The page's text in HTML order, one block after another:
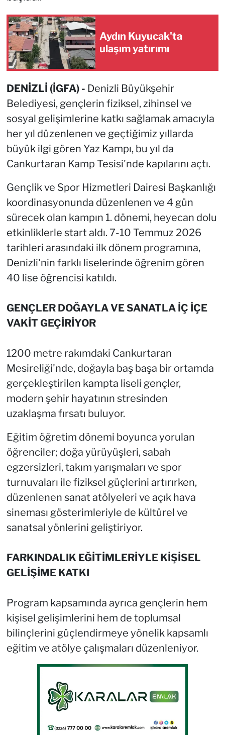
Aydın Kuyucak'ta
ulaşım yatırımı
DENİZLİ (İGFA) - Denizli Büyükşehir
Belediyesi, gençlerin fiziksel, zihinsel ve
sosyal gelişimlerine katkı sağlamak amacıyla
her yıl düzenlenen ve geçtiğimiz yıllarda
büyük ilgi gören Yaz Kampı, bu yıl da
Cankurtaran Kamp Tesisi'nde kapılarını açtı.
Gençlik ve Spor Hizmetleri Dairesi Başkanlığı
koordinasyonunda düzenlenen ve 4 gün
sürecek olan kampın 1. dönemi, heyecan dolu
etkinliklerle start aldı. 7-10 Temmuz 2026
tarihleri arasındaki ilk dönem programına,
Denizli'nin farklı liselerinde öğrenim gören
40 lise öğrencisi katıldı.
GENÇLER DOĞAYLA VE SANATLA İÇ İÇE
VAKİT GEÇİRİYOR
1200 metre rakımdaki Cankurtaran
Mesireliği'nde, doğayla baş başa bir ortamda
gerçekleştirilen kampta liseli gençler,
modern şehir hayatının stresinden
uzaklaşma fırsatı buluyor.
Eğitim öğretim dönemi boyunca yorulan
öğrenciler; doğa yürüyüşleri, sabah
egzersizleri, takım yarışmaları ve spor
turnuvaları ile fiziksel güçlerini artırırken,
düzenlenen sanat atölyeleri ve açık hava
sineması gösterimleriyle de kültürel ve
sanatsal yönlerini geliştiriyor.
FARKINDALIK EĞİTİMLERİYLE KİŞİSEL
GELİŞİME KATKI
Program kapsamında ayrıca gençlerin hem
kişisel gelişimlerini hem de toplumsal
bilinçlerini güçlendirmeye yönelik kapsamlı
eğitim ve atölye çalışmaları düzenleniyor.